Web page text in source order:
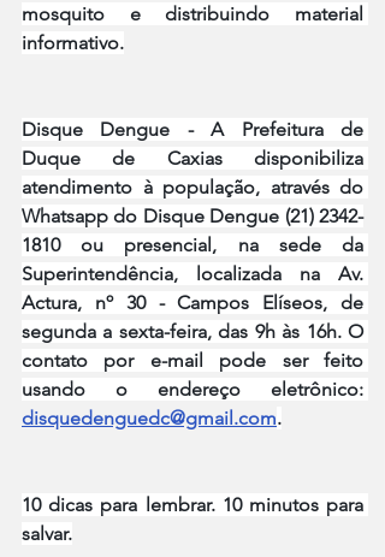
mosquito e distribuindo material
informativo.
Disque Dengue - A Prefeitura de
Duque de Caxias disponibiliza
atendimento à população, através do
Whatsapp do Disque Dengue (21) 2342-
1810 ou presencial, na sede da
Superintendência, localizada na Av.
Actura, nº 30 - Campos Elíseos, de
segunda a sexta-feira, das 9h às 16h. O
contato por e-mail pode ser feito
disquedenguedc@gmail.com.
10 dicas para lembrar. 10 minutos para
salvar.